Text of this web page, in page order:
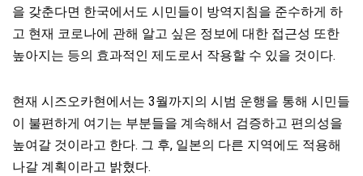
을 갖춘다면 한국에서도 시민들이 방역지침을 준수하게 하
고 현재 코로나에 관해 알고 싶은 정보에 대한 접근성 또한
높아지는 등의 효과적인 제도로서 작용할 수 있을 것이다.
현재 시즈오카현에서는 3월까지의 시범 운행을 통해 시민들
이 불편하게 여기는 부분들을 계속해서 검증하고 편의성을
높여갈 것이라고 한다. 그 후, 일본의 다른 지역에도 적용해
나갈 계획이라고 밝혔다.